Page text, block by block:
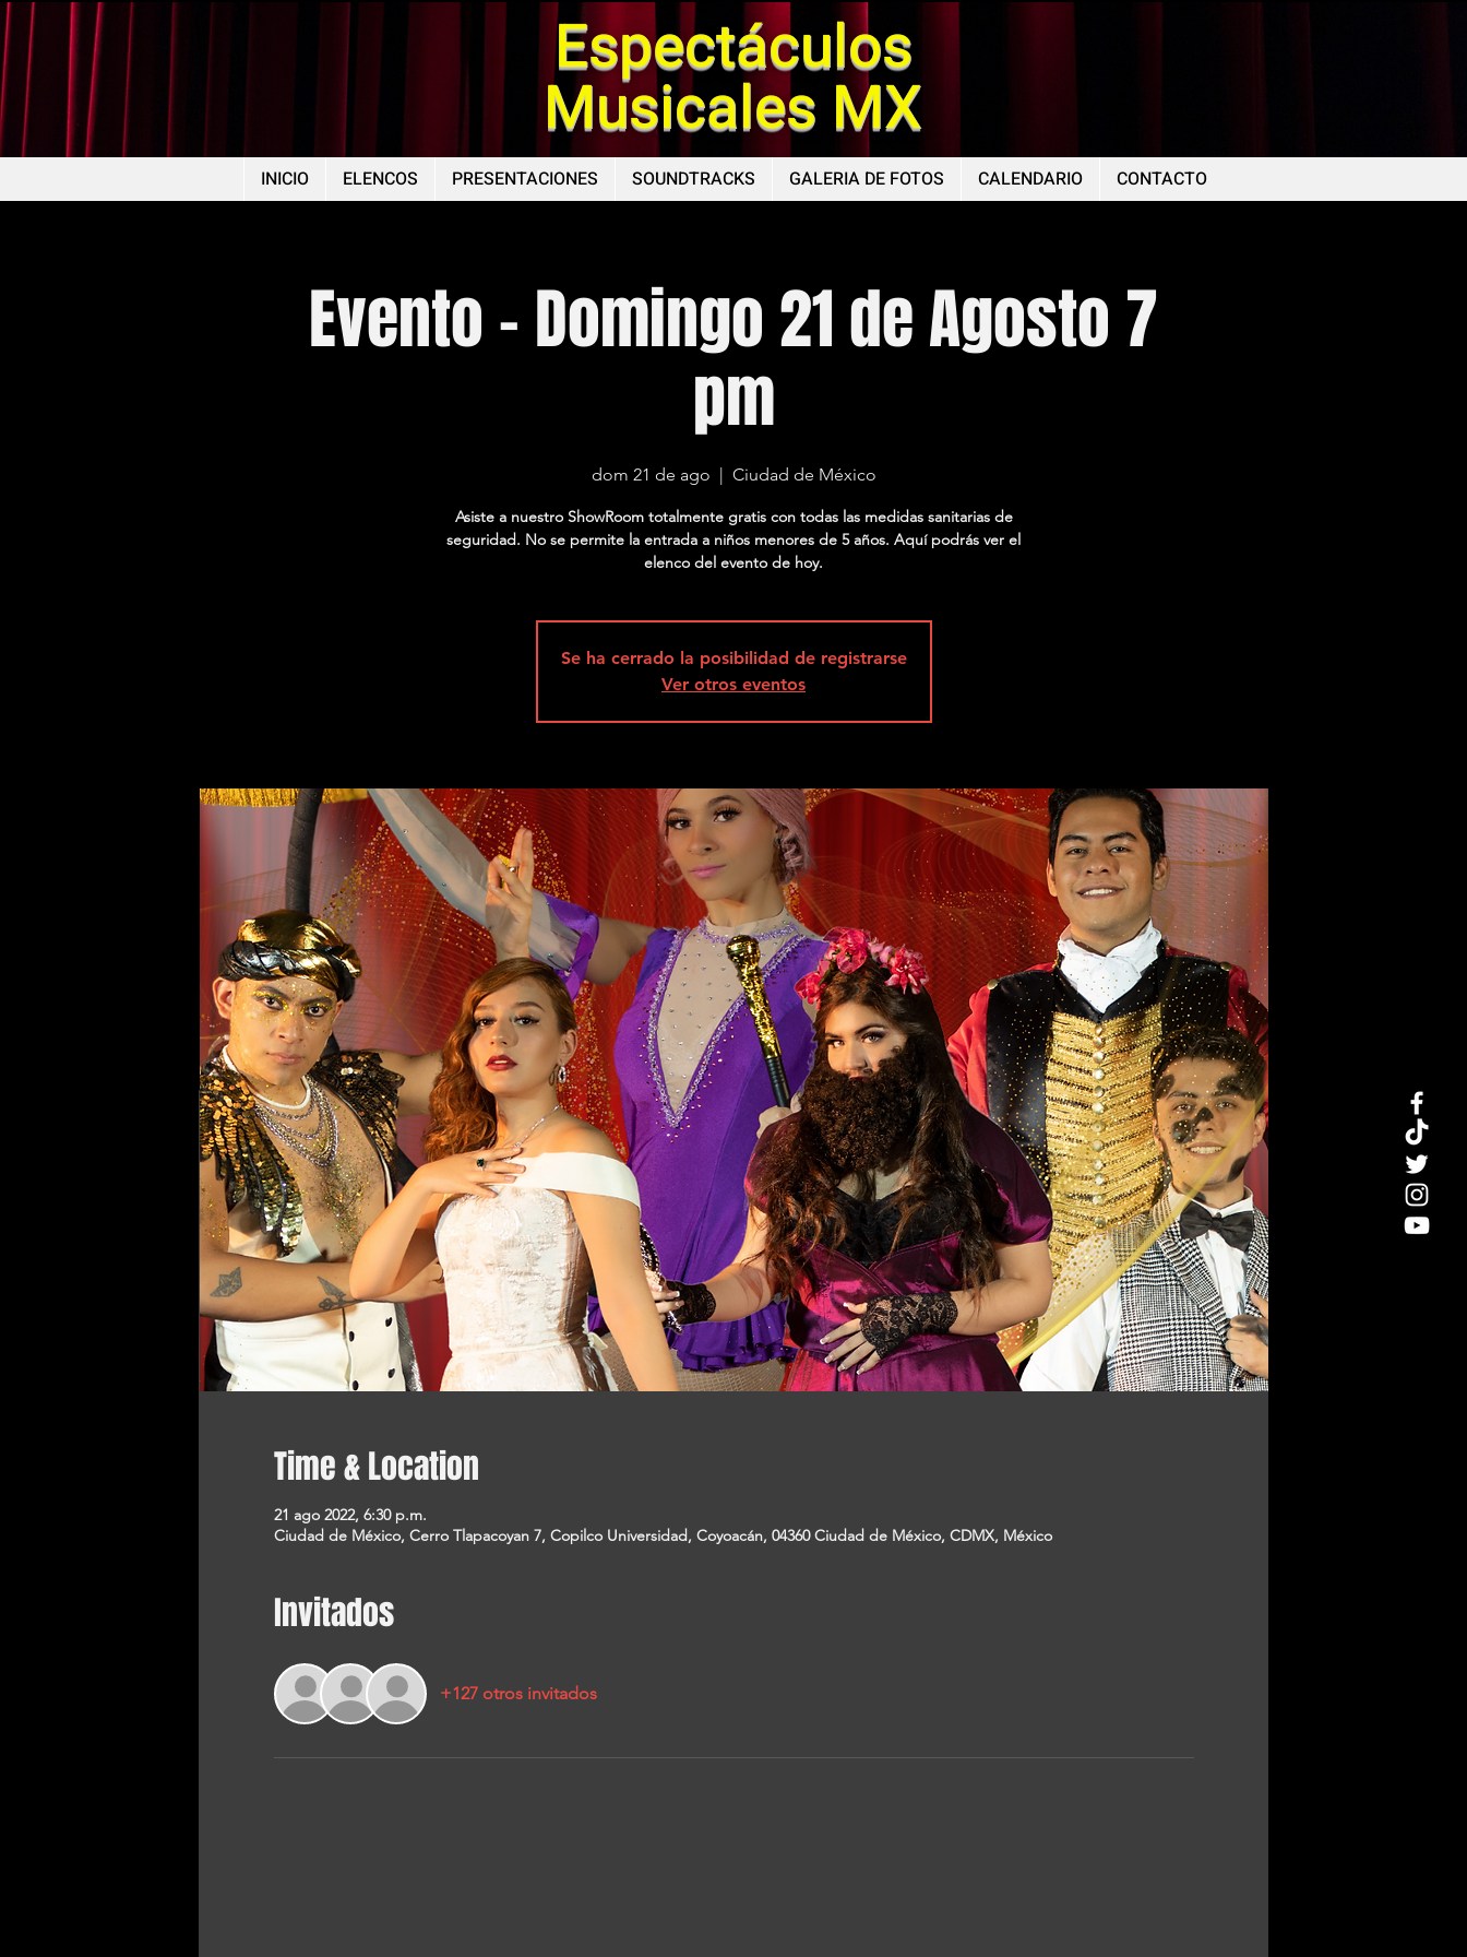
Espectáculos
Musicales MX
INICIO ELENCOS PRESENTACIONES SOUNDTRACKS GALERIA DE FOTOS CALENDARIO CONTACTO
Evento - Domingo 21 de Agosto 7
pm
dom 21 de ago
  |
Ciudad de México
Asiste a nuestro ShowRoom totalmente gratis con todas las medidas sanitarias de
seguridad. No se permite la entrada a niños menores de 5 años. Aquí podrás ver el
elenco del evento de hoy.
Se ha cerrado la posibilidad de registrarse
Ver otros eventos
Time & Location
21 ago 2022, 6:30 p.m.
Ciudad de México, Cerro Tlapacoyan 7, Copilco Universidad, Coyoacán, 04360 Ciudad de México, CDMX, México
Invitados
+127 otros invitados